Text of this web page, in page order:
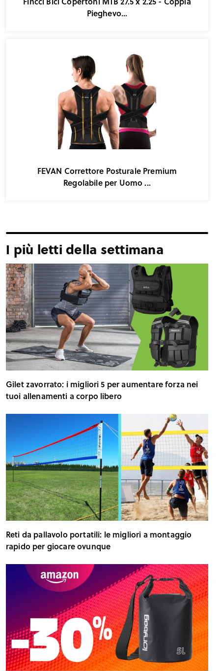
Pieghevo...
FEVAN Correttore Posturale Premium
Regolabile per Uomo ...
I più letti della settimana
Gilet zavorrato: i migliori 5 per aumentare forza nei
tuoi allenamenti a corpo libero
Reti da pallavolo portatili: le migliori a montaggio
rapido per giocare ovunque